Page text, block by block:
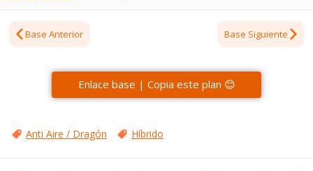
Base Anterior Base Siguiente
Enlace base | Copia este plan 😊
Anti Aire / Dragón Híbrido